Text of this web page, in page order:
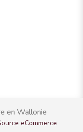
en Wallonie
eCommerce